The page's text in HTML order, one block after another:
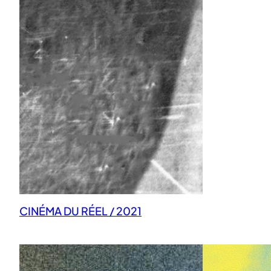
CINÉMA DU RÉEL / 2021